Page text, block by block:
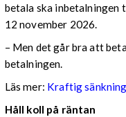
betala ska
12 november 2026.
– Men det går bra att
betalningen.
Läs mer: Kraftig
Håll koll på räntan